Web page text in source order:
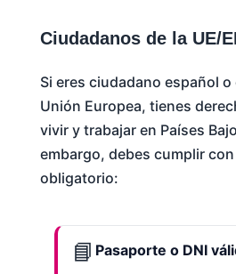
Ciudadanos de la UE/
Si eres ciudadano español
Unión Europea, tienes
vivir y trabajar en Países
embargo, debes cumplir
obligatorio:
📘 Pasaporte o DNI